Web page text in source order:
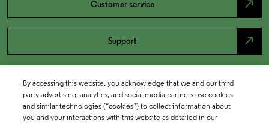
Customer service north_east
Support north_east
By accessing this website, you acknowledge that we and our third
party advertising, analytics, and social media partners use cookies
and similar technologies (“cookies”) to collect information about
you and your interactions with this website as detailed in our